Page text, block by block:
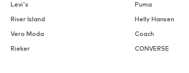
Levi's
Puma
River Island
Helly Hansen
Vero Moda
Coach
Rieker CONVERSE